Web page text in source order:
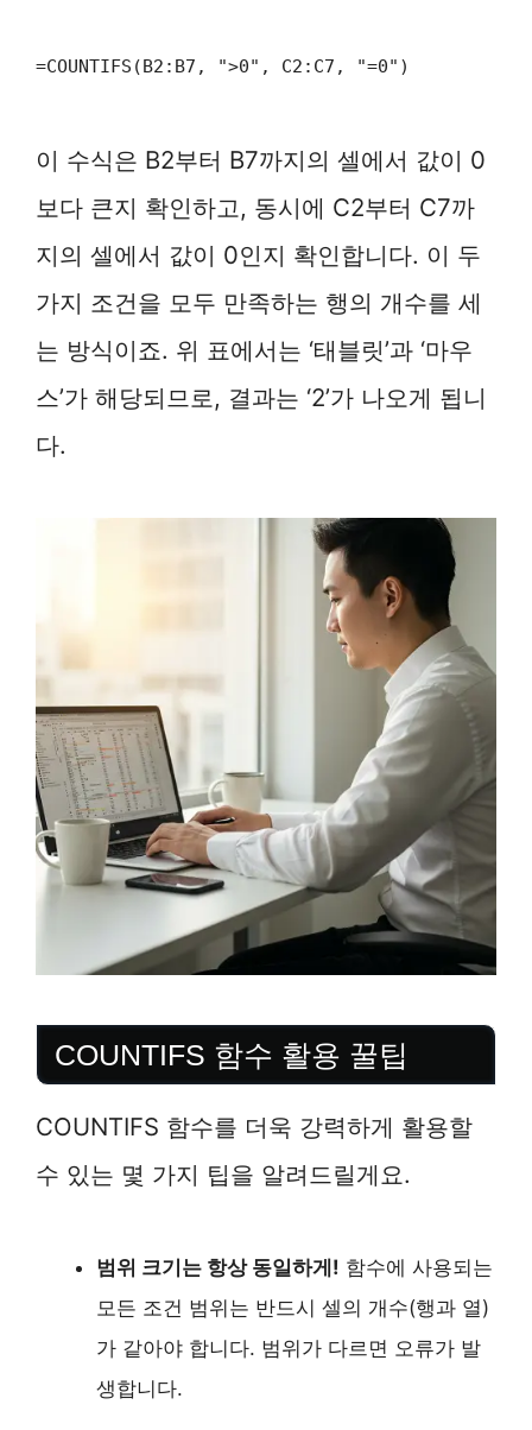
=COUNTIFS(B2:B7, ">0", C2:C7, "=0")
이 수식은 B2부터 B7까지의 셀에서 값이 0
보다 큰지 확인하고, 동시에 C2부터 C7까
지의 셀에서 값이 0인지 확인합니다. 이 두
가지 조건을 모두 만족하는 행의 개수를 세
는 방식이죠. 위 표에서는 ‘태블릿’과 ‘마우
스’가 해당되므로, 결과는 ‘2’가 나오게 됩니
다.
COUNTIFS 함수 활용 꿀팁
COUNTIFS 함수를 더욱 강력하게 활용할
수 있는 몇 가지 팁을 알려드릴게요.
범위 크기는 항상 동일하게! 함수에 사용되는
모든 조건 범위는 반드시 셀의 개수(행과 열)
가 같아야 합니다. 범위가 다르면 오류가 발
생합니다.